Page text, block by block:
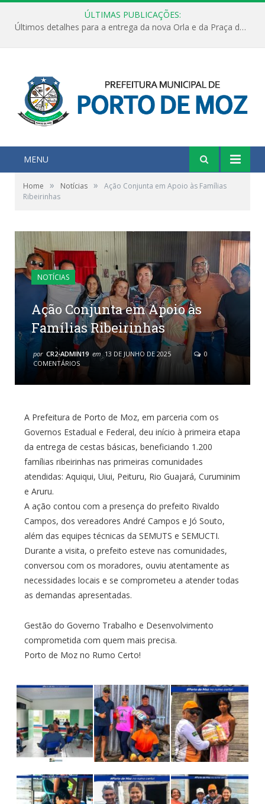
ÚLTIMAS PUBLICAÇÕES:
Últimos detalhes para a entrega da nova Orla e da Praça do Praião
MENU
Home » Notícias »
Ação Conjunta em Apoio às Famílias
Ribeirinhas
NOTÍCIAS
Ação Conjunta em Apoio às
Famílias Ribeirinhas
por CR2-ADMIN19 em 13 DE JUNHO DE 2025
0
COMENTÁRIOS
A Prefeitura de Porto de Moz, em parceria com os
Governos Estadual e Federal, deu início à primeira etapa
da entrega de cestas básicas, beneficiando 1.200
famílias ribeirinhas nas primeiras comunidades
atendidas: Aquiqui, Uiui, Peituru, Rio Guajará, Curuminim
e Aruru.
A ação contou com a presença do prefeito Rivaldo
Campos, dos vereadores André Campos e Jó Souto,
além das equipes técnicas da SEMUTS e SEMUCTI.
Durante a visita, o prefeito esteve nas comunidades,
conversou com os moradores, ouviu atentamente as
necessidades locais e se comprometeu a atender todas
as demandas apresentadas.
Gestão do Governo Trabalho e Desenvolvimento
comprometida com quem mais precisa.
Porto de Moz no Rumo Certo!